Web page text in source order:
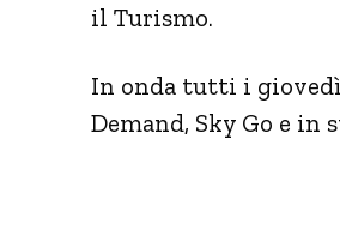
il Turismo.
In onda tutti i giovedì
Demand, Sky Go e in